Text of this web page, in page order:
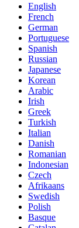
English
French
German
Portuguese
Spanish
Russian
Japanese
Korean
Arabic
Irish
Greek
Turkish
Italian
Danish
Romanian
Indonesian
Czech
Afrikaans
Swedish
Polish
Basque